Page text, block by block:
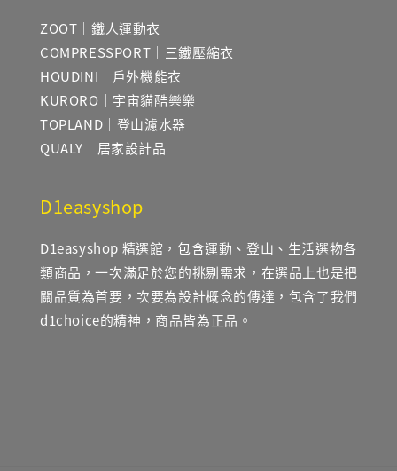
ZOOT｜鐵人運動衣
COMPRESSPORT｜三鐵壓縮衣
HOUDINI｜戶外機能衣
KURORO｜宇宙貓酷樂樂
TOPLAND｜登山濾水器
QUALY｜居家設計品
D1easyshop
D1easyshop 精選館，包含運動、登山、生活選物各
類商品，一次滿足於您的挑剔需求，在選品上也是把
關品質為首要，次要為設計概念的傳達，包含了我們
d1choice的精神，商品皆為正品。